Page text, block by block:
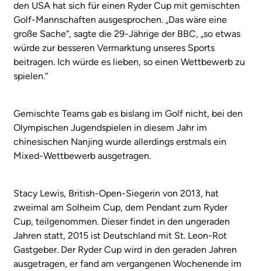
den USA hat sich für einen Ryder Cup mit gemischten
Golf-Mannschaften ausgesprochen. „Das wäre eine
große Sache“, sagte die 29-Jährige der BBC, „so etwas
würde zur besseren Vermarktung unseres Sports
beitragen. Ich würde es lieben, so einen Wettbewerb zu
spielen.“
Gemischte Teams gab es bislang im Golf nicht, bei den
Olympischen Jugendspielen in diesem Jahr im
chinesischen Nanjing wurde allerdings erstmals ein
Mixed-Wettbewerb ausgetragen.
Stacy Lewis, British-Open-Siegerin von 2013, hat
zweimal am Solheim Cup, dem Pendant zum Ryder
Cup, teilgenommen. Dieser findet in den ungeraden
Jahren statt, 2015 ist Deutschland mit St. Leon-Rot
Gastgeber. Der Ryder Cup wird in den geraden Jahren
ausgetragen, er fand am vergangenen Wochenende im